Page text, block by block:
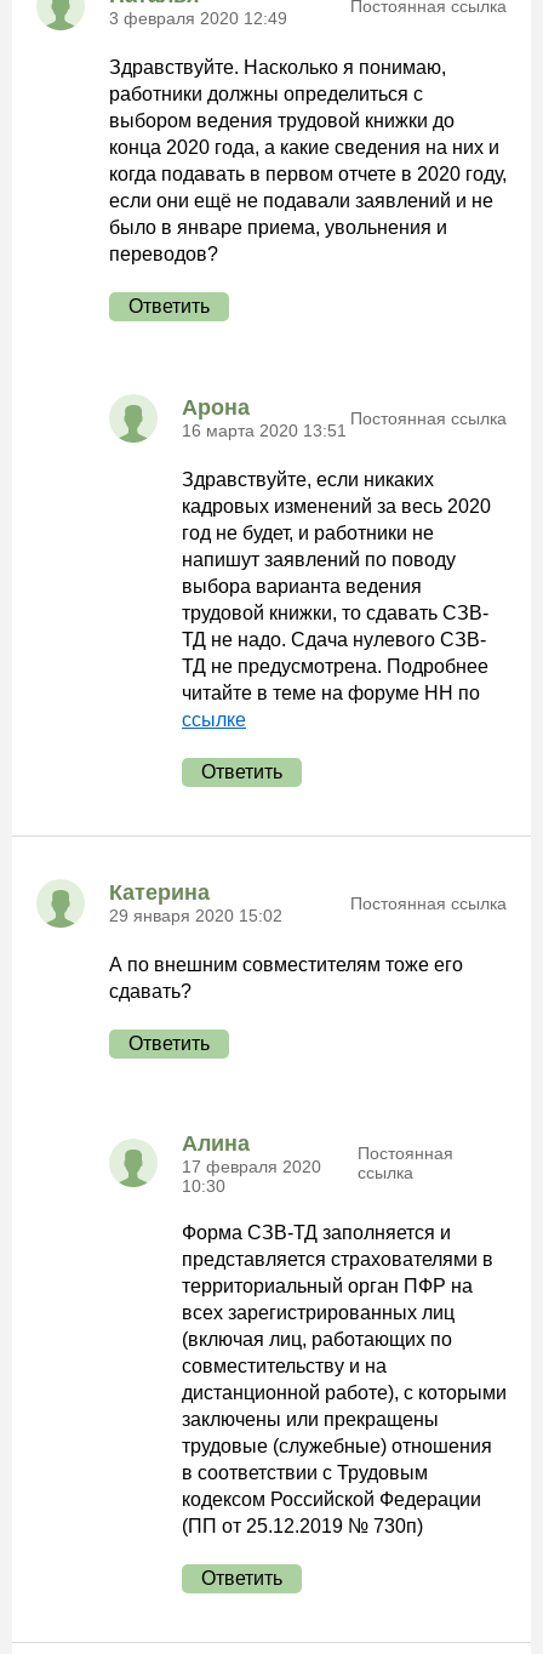
3 февраля 2020 12:49
Постоянная ссылка
Здравствуйте. Насколько я понимаю,
работники должны определиться с
выбором ведения трудовой книжки до
конца 2020 года, а какие сведения на них и
когда подавать в первом отчете в 2020 году,
если они ещё не подавали заявлений и не
было в январе приема, увольнения и
переводов?
Ответить
Арона
16 марта 2020 13:51
Постоянная ссылка
Здравствуйте, если никаких
кадровых изменений за весь 2020
год не будет, и работники не
напишут заявлений по поводу
выбора варианта ведения
трудовой книжки, то сдавать СЗВ-
ТД не надо. Сдача нулевого СЗВ-
ТД не предусмотрена. Подробнее
читайте в теме на форуме НН по
ссылке
Ответить
Катерина
29 января 2020 15:02
Постоянная ссылка
А по внешним совместителям тоже его
сдавать?
Ответить
Алина
17 февраля 2020
10:30
Постоянная
ссылка
Форма СЗВ-ТД заполняется и
представляется страхователями в
территориальный орган ПФР на
всех зарегистрированных лиц
(включая лиц, работающих по
совместительству и на
дистанционной работе), с которыми
заключены или прекращены
трудовые (служебные) отношения
в соответствии с Трудовым
кодексом Российской Федерации
(ПП от 25.12.2019 № 730п)
Ответить